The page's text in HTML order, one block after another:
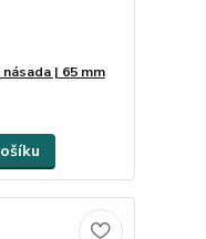
| 65 mm